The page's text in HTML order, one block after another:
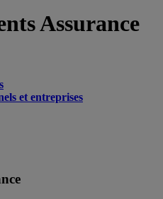
Assurance
et entreprises